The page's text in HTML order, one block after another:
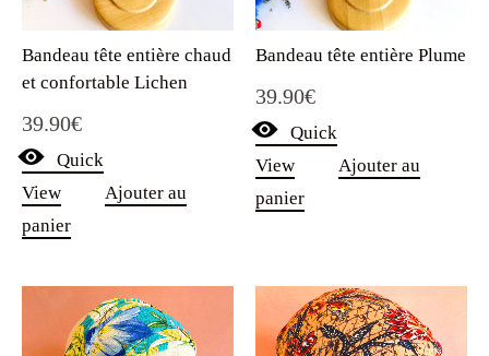
Bandeau tête entière chaud
et confortable Lichen
39.90€
Quick
View
Ajouter au
panier
Bandeau tête entière Plume
39.90€
Quick
View
Ajouter au
panier